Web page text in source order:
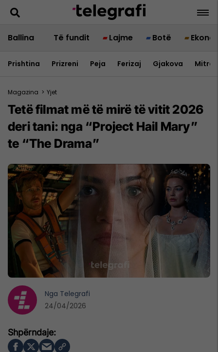
Ballina Të fundit Lajme Botë
Prishtina Prizreni Peja Ferizaj Gjakova
Magazina > Yjet
Tetë filmat më të mirë të vitit 2026
deri tani: nga “Project Hail Mary”
te “The Drama”
Nga Telegrafi
24/04/2026